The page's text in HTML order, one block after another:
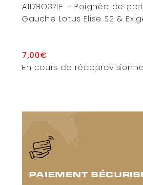
A117BO371F – Poignée de
Gauche Lotus Elise S2 &
7,00€
En cours de
PAIEMENT